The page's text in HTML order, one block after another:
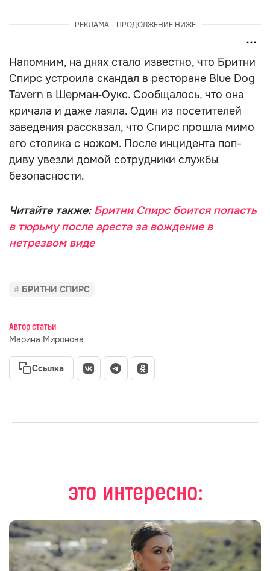
РЕКЛАМА - ПРОДОЛЖЕНИЕ НИЖЕ
Напомним, на днях стало известно, что Бритни
Спирс устроила скандал в ресторане Blue Dog
Tavern в Шерман‑Оукс. Сообщалось, что она
кричала и даже лаяла. Один из посетителей
заведения рассказал, что Спирс прошла мимо
его столика с ножом. После инцидента поп-
диву увезли домой сотрудники службы
безопасности.
Читайте также:Бритни Спирс боится попасть
в тюрьму после ареста за вождение в
нетрезвом виде
БРИТНИ СПИРС
Автор статьи
Марина Миронова
Ссылка
это интересно: